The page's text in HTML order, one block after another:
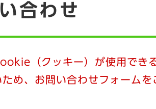
合わせ
（クッキー）が使用でき
め、お問い合わせフォームを